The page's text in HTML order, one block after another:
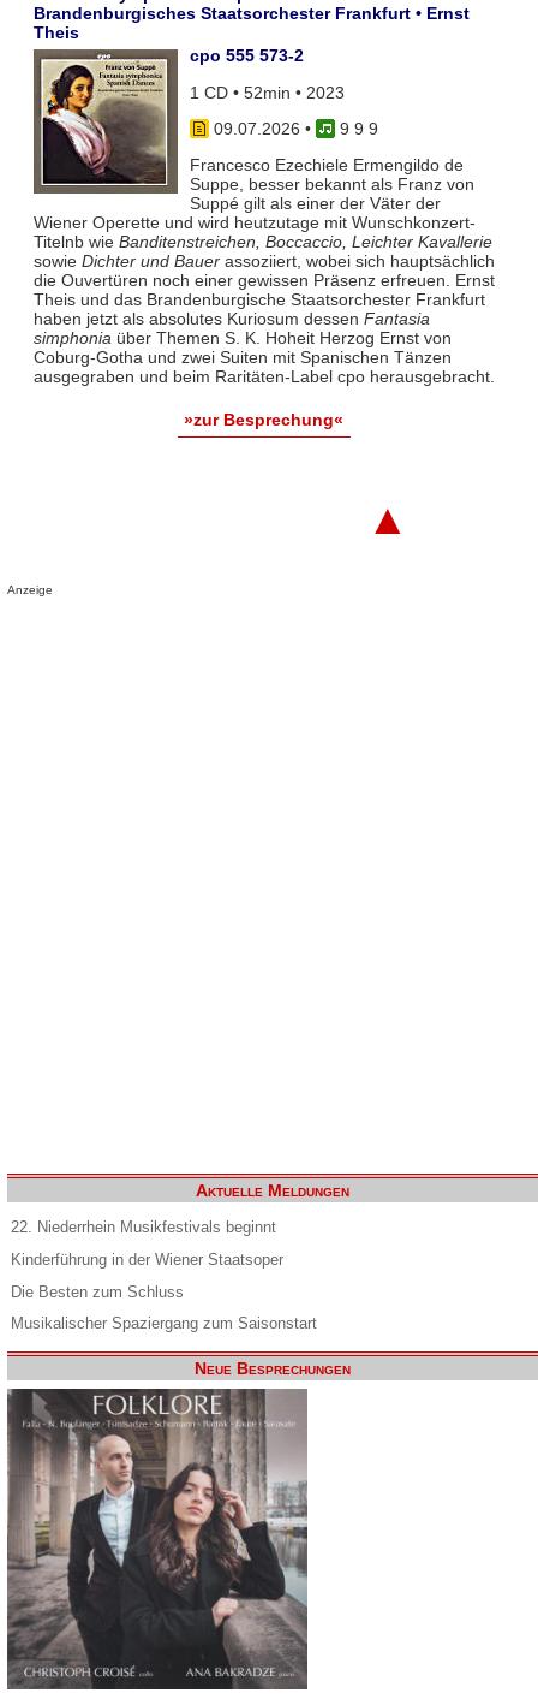
Brandenburgisches Staatsorchester Frankfurt • Ernst
Theis
cpo 555 573-2
1 CD • 52min • 2023
09.07.2026 •
9 9 9
Francesco Ezechiele Ermengildo de
Suppe, besser bekannt als Franz von
Suppé gilt als einer der Väter der
Wiener Operette und wird heutzutage mit Wunschkonzert-
Titelnb wie Banditenstreichen, Boccaccio, Leichter Kavallerie
sowie Dichter und Bauerassoziiert, wobei sich hauptsächlich
die Ouvertüren noch einer gewissen Präsenz erfreuen. Ernst
Theis und das Brandenburgische Staatsorchester Frankfurt
haben jetzt als absolutes Kuriosum dessen Fantasia
simphoniaüber Themen S. K. Hoheit Herzog Ernst von
Coburg-Gotha und zwei Suiten mit Spanischen Tänzen
ausgegraben und beim Raritäten-Label cpo herausgebracht.
»zur Besprechung«
▲
Anzeige
Aktuelle Meldungen
22. Niederrhein Musikfestivals beginnt
Kinderführung in der Wiener Staatsoper
Die Besten zum Schluss
Musikalischer Spaziergang zum Saisonstart
Neue Besprechungen